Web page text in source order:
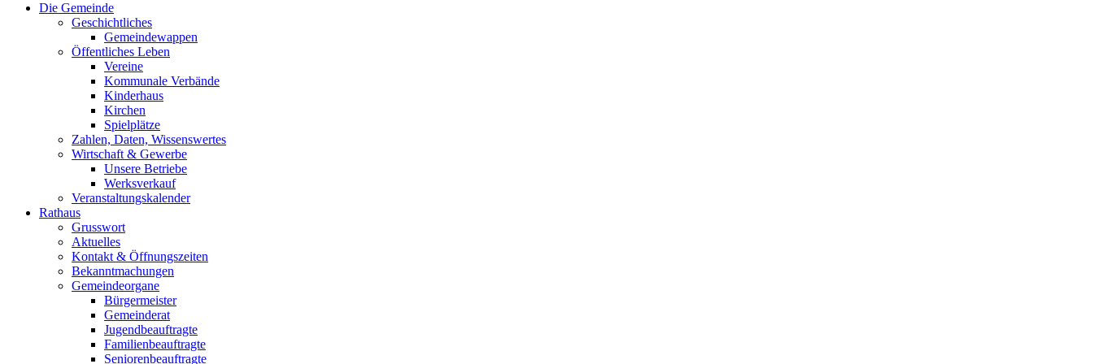
Die Gemeinde
Geschichtliches
Gemeindewappen
Öffentliches Leben
Vereine
Kommunale Verbände
Kinderhaus
Kirchen
Spielplätze
Zahlen, Daten, Wissenswertes
Wirtschaft & Gewerbe
Unsere Betriebe
Werksverkauf
Veranstaltungskalender
Rathaus
Grusswort
Aktuelles
Kontakt & Öffnungszeiten
Bekanntmachungen
Gemeindeorgane
Bürgermeister
Gemeinderat
Jugendbeauftragte
Familienbeauftragte
Seniorenbeauftragte